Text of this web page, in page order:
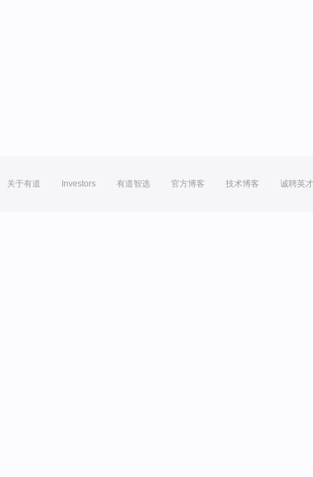
关于有道 Investors 有道智选 官方博客 技术博客 诚聘英才